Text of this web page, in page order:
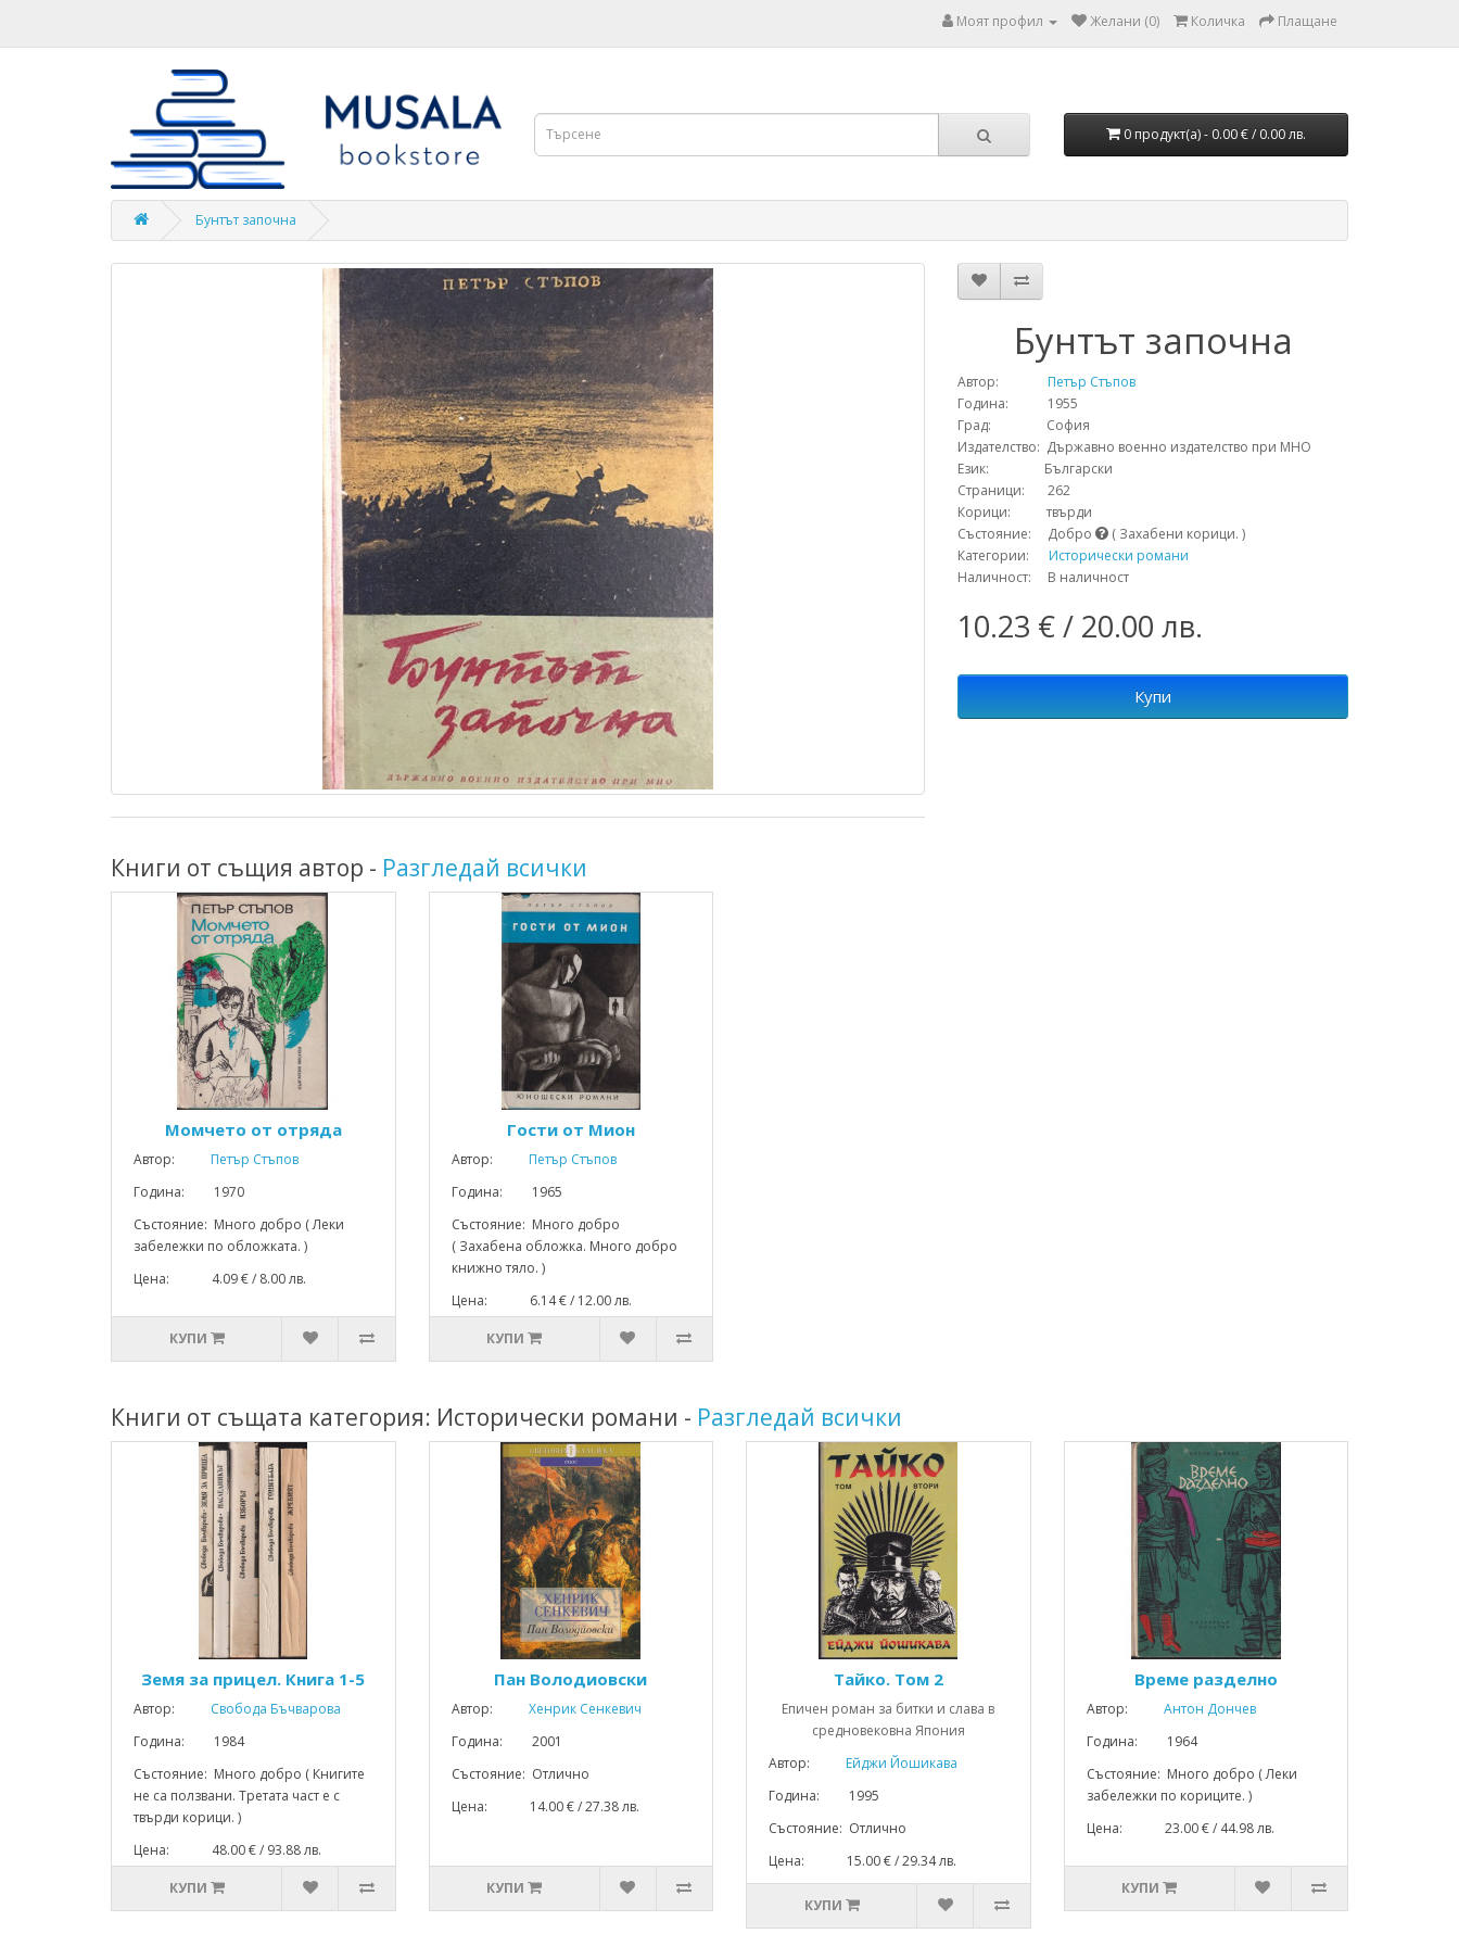
Моят профил Желани (0) Количка Плащане
0 продукт(а) - 0.00 € / 0.00 лв.
Бунтът започна
Бунтът започна
Автор:
Петър Стъпов
Година: 1955
Град: София
Издателство: Държавно военно издателство при МНО
Език: Български
Страници: 262
Корици: твърди
Състояние: Добро
( Захабени корици. )
Категории: Исторически романи
Наличност: В наличност
10.23 € / 20.00 лв.
Купи
Книги от същия автор - Разгледай всички
Момчето от отряда
Автор:
Петър Стъпов
Година: 1970
Състояние: Много добро ( Леки
забележки по обложката. )
Цена: 4.09 € / 8.00 лв.
КУПИ
Гости от Мион
Автор:
Петър Стъпов
Година: 1965
Състояние: Много добро
( Захабена обложка. Много добро
книжно тяло. )
Цена: 6.14 € / 12.00 лв.
КУПИ
Книги от същата категория: Исторически романи - Разгледай всички
Земя за прицел. Книга 1-5
Автор:
Свобода Бъчварова
Година: 1984
Състояние: Много добро ( Книгите
не са ползвани. Третата част е с
твърди корици. )
Цена: 48.00 € / 93.88 лв.
КУПИ
Пан Володиовски
Автор:
Хенрик Сенкевич
Година: 2001
Състояние: Отлично
Цена: 14.00 € / 27.38 лв.
КУПИ
Тайко. Том 2
Епичен роман за битки и слава в
средновековна Япония
Автор:
Ейджи Йошикава
Година: 1995
Състояние: Отлично
Цена: 15.00 € / 29.34 лв.
КУПИ
Време разделно
Автор:
Антон Дончев
Година: 1964
Състояние: Много добро ( Леки
забележки по кориците. )
Цена: 23.00 € / 44.98 лв.
КУПИ